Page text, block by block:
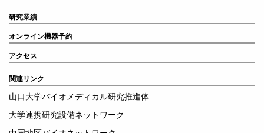
研究業績
オンライン機器予約
アクセス
関連リンク
山口大学バイオメディカル研究推進体
大学連携研究設備ネットワーク